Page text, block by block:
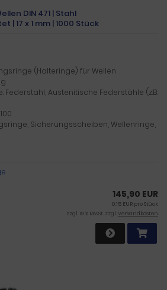
DIN 471 | Stahl
| 17 x 1 mm | 1000 Stück
(Halteringe) für Wellen
Austenitische Federstähle (z.B.
Sicherungsscheiben, Wellenringe,
145,90 EUR
0,15 EUR pro Stück
zzgl. 19 % MwSt. zzgl.Versandkosten